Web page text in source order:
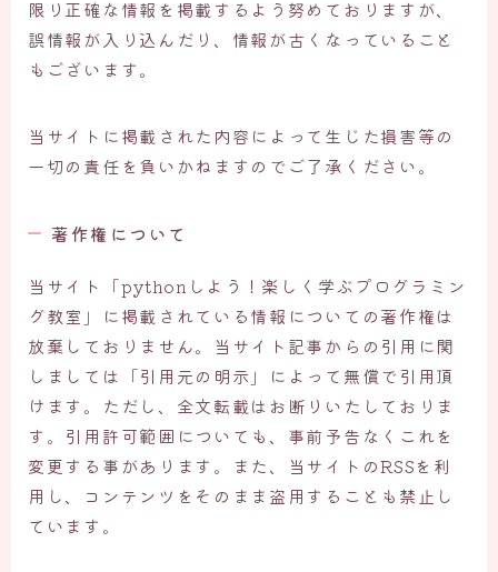
限り正確な情報を掲載するよう努めておりますが、
誤情報が入り込んだり、情報が古くなっていること
もございます。
当サイトに掲載された内容によって生じた損害等の
一切の責任を負いかねますのでご了承ください。
著作権について
当サイト「pythonしよう！楽しく学ぶプログラミン
グ教室」に掲載されている情報についての著作権は
放棄しておりません。当サイト記事からの引用に関
しましては「引用元の明示」によって無償で引用頂
けます。ただし、全文転載はお断りいたしておりま
す。引用許可範囲についても、事前予告なくこれを
変更する事があります。また、当サイトのRSSを利
用し、コンテンツをそのまま盗用することも禁止し
ています。